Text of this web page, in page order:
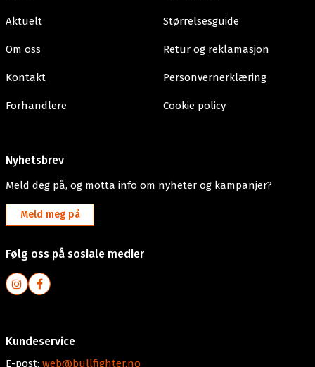
Aktuelt
Om oss
Kontakt
Forhandlere
Størrelsesguide
Retur og reklamasjon
Personvernerklæring
Cookie policy
Nyhetsbrev
Meld deg på, og motta info om nyheter og kampanjer?
Meld meg på
Følg oss på sosiale medier
Kundeservice
E-post: web@bullfighter.no